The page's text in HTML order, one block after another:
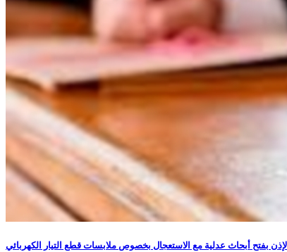
بفتح أبحاث عدلية مع الاستعجال بخصوص ملابسات قطع التيار الكهربائي